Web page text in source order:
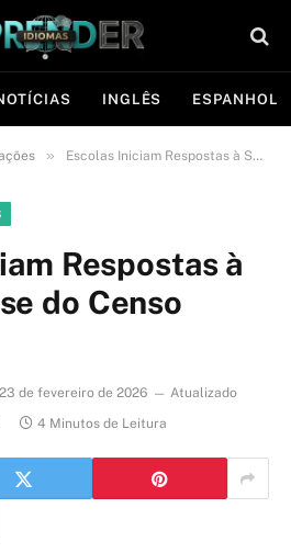
INGLÊS ESPANHOL
» Escolas Iniciam Respostas à Segunda Fase do Censo Escolar
Respostas à
do Censo
23 de fevereiro de 2026
Atualizado
4 Minutos de Leitura